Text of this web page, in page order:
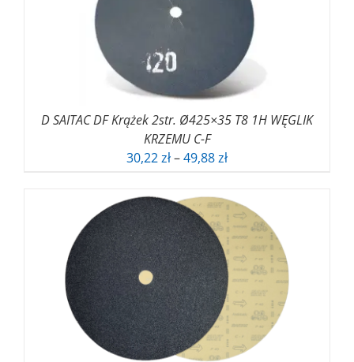
D SAITAC DF Krążek 2str. Ø425×35 T8 1H WĘGLIK
KRZEMU C-F
30,22zł–49,88złZakres
od
30,22 zł
do
49,88 zł